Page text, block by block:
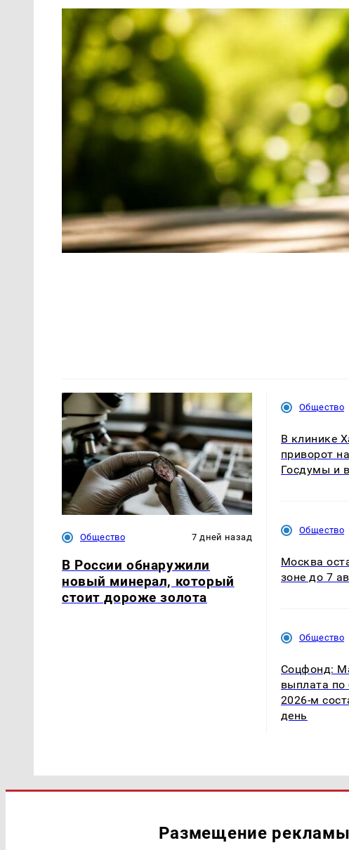
Общество 7 дней назад
В России обнаружили
новый минерал, который
стоит дороже золота
Общество
В клинике
приворот
Госдумы и
Общество
Москва
зоне до 7
Общество
Соцфонд:
выплата по
2026-м
день
Размещение рекламы